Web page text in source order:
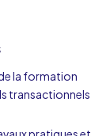
la formation
transactionnels